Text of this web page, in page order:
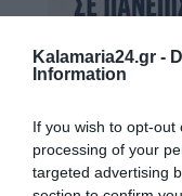
Kalamaria24.gr -
Information
If you wish to opt-
processing of your
targeted advertising